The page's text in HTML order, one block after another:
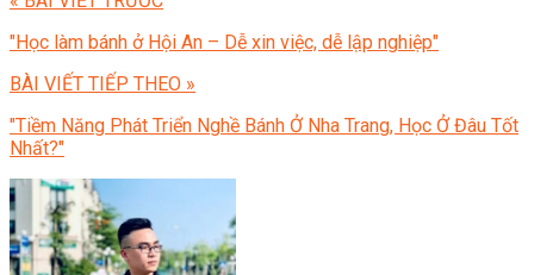
"Học làm bánh ở Hội An – Dễ xin việc, dễ lập nghiệp"
BÀI VIẾT TIẾP THEO »
"Tiềm Năng Phát Triển Nghề Bánh Ở Nha Trang, Học Ở Đâu Tốt
Nhất?"